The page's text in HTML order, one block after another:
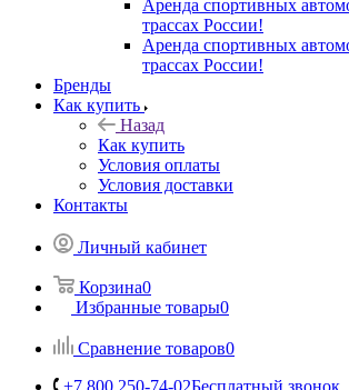
Аренда спортивных
трассах России!
Аренда спортивных
трассах России!
Бренды
Как купить
Назад
Как купить
Условия оплаты
Условия доставки
Контакты
Личный кабинет
Корзина0
Избранные товары0
Сравнение товаров0
+7 800 250-74-02Бесплатный звонок